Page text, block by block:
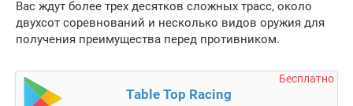
Вас ждут более трех десятков сложных трасс, около
двухсот соревнований и несколько видов оружия для
получения преимущества перед противником.
Бесплатно
Table Top Racing